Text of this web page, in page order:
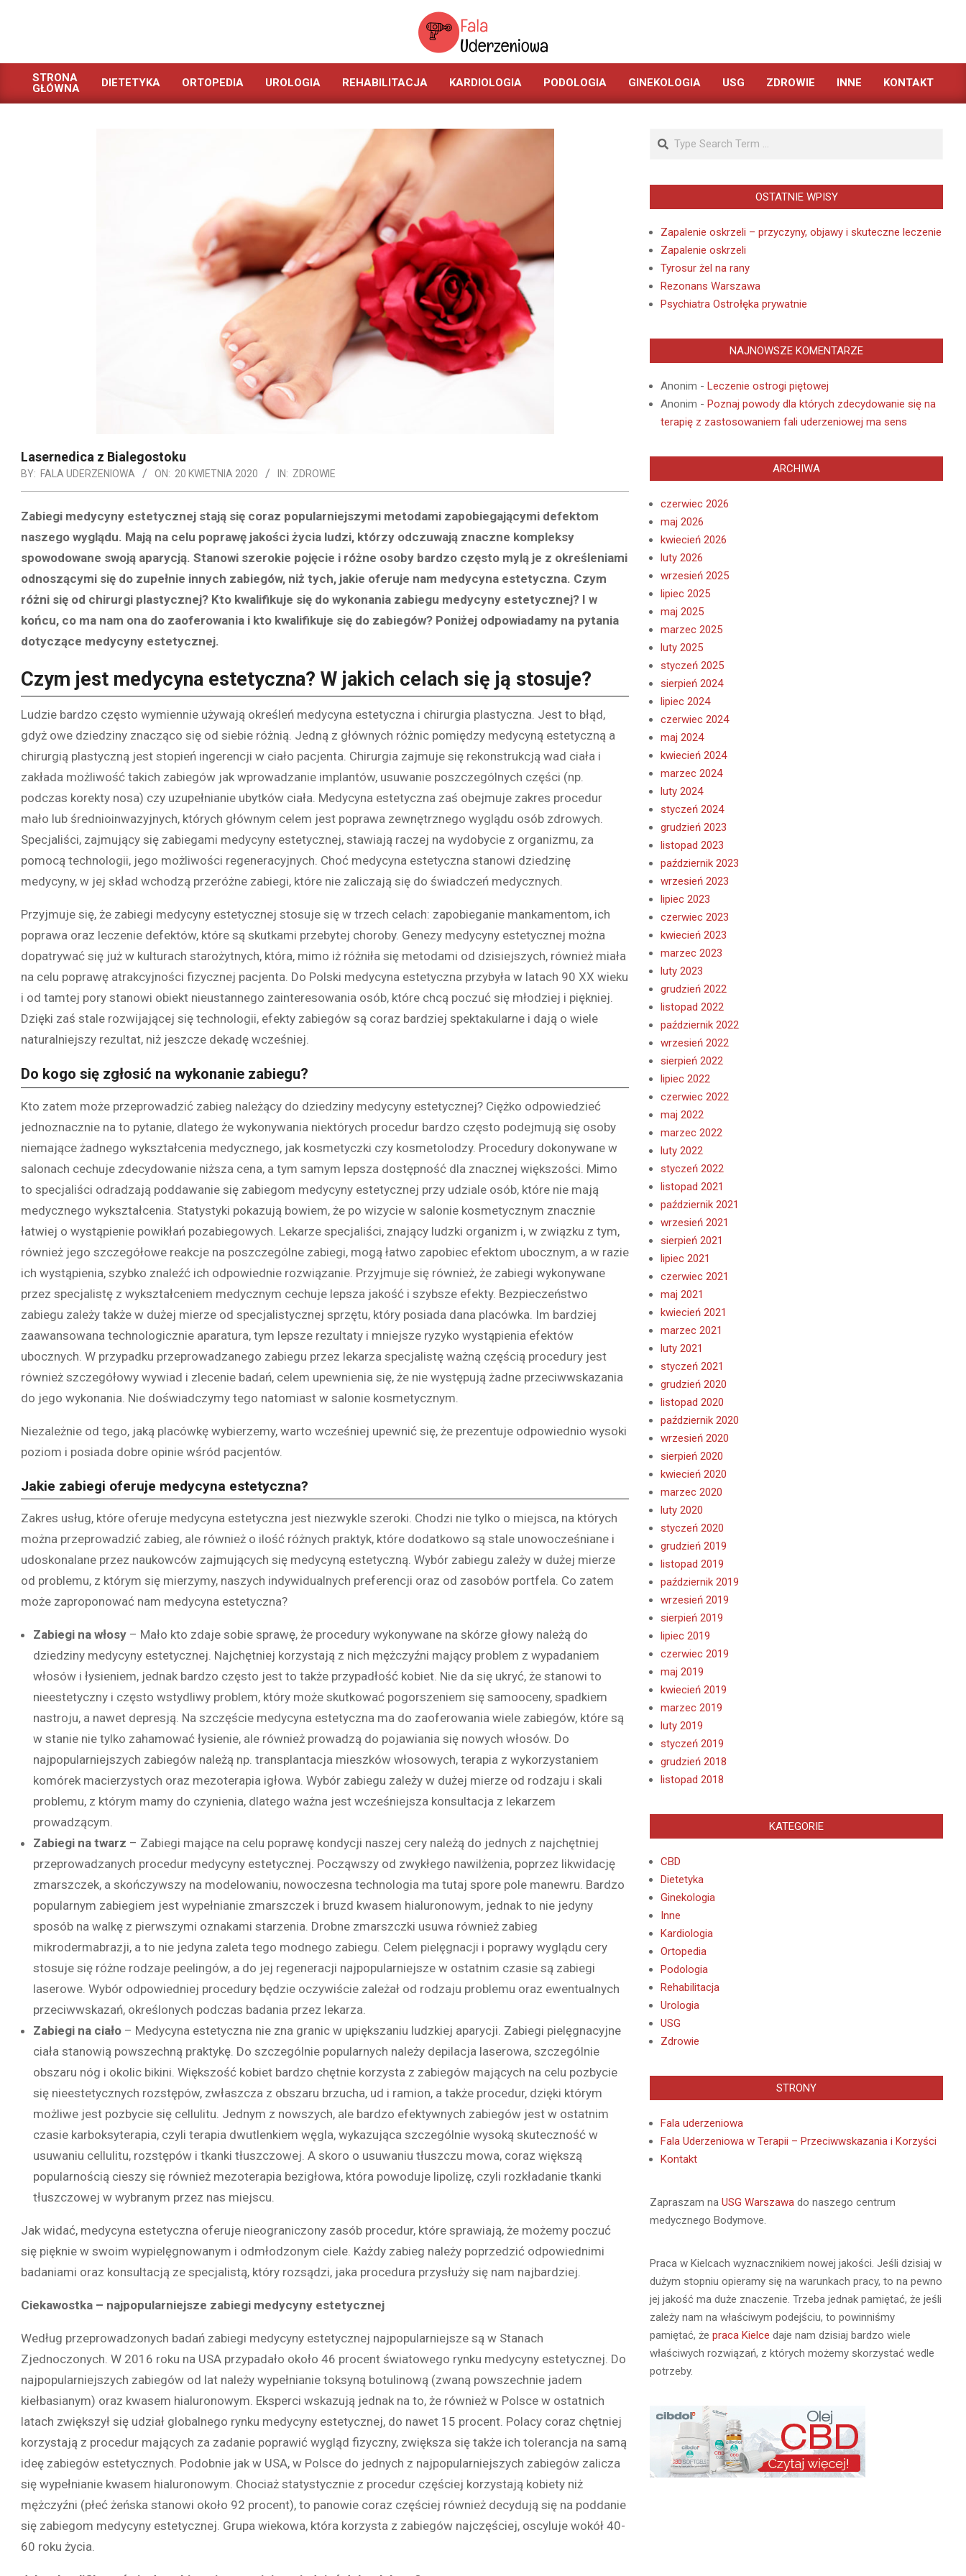
SERWIS
POŚWIĘCONY
UDERZENIOWEJ
Primary
STRONA
GŁÓWNA
DIETETYKA ORTOPEDIA UROLOGIA REHABILITACJA KARDIOLOGIA PODOLOGIA GINEKOLOGIA USG ZDROWIE INNE KONTAKT
Lasernedica z Bialegostoku
BY: FALA UDERZENIOWA ON: 20 KWIETNIA 2020 IN: ZDROWIE
Zabiegi medycyny estetycznej stają się coraz popularniejszymi metodami zapobiegającymi defektom
naszego wyglądu. Mają na celu poprawę jakości życia ludzi, którzy odczuwają znaczne kompleksy
spowodowane swoją aparycją. Stanowi szerokie pojęcie i różne osoby bardzo często mylą je z określeniami
odnoszącymi się do zupełnie innych zabiegów, niż tych, jakie oferuje nam medycyna estetyczna. Czym
różni się od chirurgi plastycznej? Kto kwalifikuje się do wykonania zabiegu medycyny estetycznej? I w
końcu, co ma nam ona do zaoferowania i kto kwalifikuje się do zabiegów? Poniżej odpowiadamy na pytania
dotyczące medycyny estetycznej.
Czym jest medycyna estetyczna? W jakich celach się ją stosuje?
Ludzie bardzo często wymiennie używają określeń medycyna estetyczna i chirurgia plastyczna. Jest to błąd,
gdyż owe dziedziny znacząco się od siebie różnią. Jedną z głównych różnic pomiędzy medycyną estetyczną a
chirurgią plastyczną jest stopień ingerencji w ciało pacjenta. Chirurgia zajmuje się rekonstrukcją wad ciała i
zakłada możliwość takich zabiegów jak wprowadzanie implantów, usuwanie poszczególnych części (np.
podczas korekty nosa) czy uzupełnianie ubytków ciała. Medycyna estetyczna zaś obejmuje zakres procedur
mało lub średnioinwazyjnych, których głównym celem jest poprawa zewnętrznego wyglądu osób zdrowych.
Specjaliści, zajmujący się zabiegami medycyny estetycznej, stawiają raczej na wydobycie z organizmu, za
pomocą technologii, jego możliwości regeneracyjnych. Choć medycyna estetyczna stanowi dziedzinę
medycyny, w jej skład wchodzą przeróżne zabiegi, które nie zaliczają się do świadczeń medycznych.
Przyjmuje się, że zabiegi medycyny estetycznej stosuje się w trzech celach: zapobieganie mankamentom, ich
poprawa oraz leczenie defektów, które są skutkami przebytej choroby. Genezy medycyny estetycznej można
dopatrywać się już w kulturach starożytnych, która, mimo iż różniła się metodami od dzisiejszych, również miała
na celu poprawę atrakcyjności fizycznej pacjenta. Do Polski medycyna estetyczna przybyła w latach 90 XX wieku
i od tamtej pory stanowi obiekt nieustannego zainteresowania osób, które chcą poczuć się młodziej i piękniej.
Dzięki zaś stale rozwijającej się technologii, efekty zabiegów są coraz bardziej spektakularne i dają o wiele
naturalniejszy rezultat, niż jeszcze dekadę wcześniej.
Do kogo się zgłosić na wykonanie zabiegu?
Kto zatem może przeprowadzić zabieg należący do dziedziny medycyny estetycznej? Ciężko odpowiedzieć
jednoznacznie na to pytanie, dlatego że wykonywania niektórych procedur bardzo często podejmują się osoby
niemające żadnego wykształcenia medycznego, jak kosmetyczki czy kosmetolodzy. Procedury dokonywane w
salonach cechuje zdecydowanie niższa cena, a tym samym lepsza dostępność dla znacznej większości. Mimo
to specjaliści odradzają poddawanie się zabiegom medycyny estetycznej przy udziale osób, które nie mają
medycznego wykształcenia. Statystyki pokazują bowiem, że po wizycie w salonie kosmetycznym znacznie
łatwiej o wystąpienie powikłań pozabiegowych. Lekarze specjaliści, znający ludzki organizm i, w związku z tym,
również jego szczegółowe reakcje na poszczególne zabiegi, mogą łatwo zapobiec efektom ubocznym, a w razie
ich wystąpienia, szybko znaleźć ich odpowiednie rozwiązanie. Przyjmuje się również, że zabiegi wykonywane
przez specjalistę z wykształceniem medycznym cechuje lepsza jakość i szybsze efekty. Bezpieczeństwo
zabiegu zależy także w dużej mierze od specjalistycznej sprzętu, który posiada dana placówka. Im bardziej
zaawansowana technologicznie aparatura, tym lepsze rezultaty i mniejsze ryzyko wystąpienia efektów
ubocznych. W przypadku przeprowadzanego zabiegu przez lekarza specjalistę ważną częścią procedury jest
również szczegółowy wywiad i zlecenie badań, celem upewnienia się, że nie występują żadne przeciwwskazania
do jego wykonania. Nie doświadczymy tego natomiast w salonie kosmetycznym.
Niezależnie od tego, jaką placówkę wybierzemy, warto wcześniej upewnić się, że prezentuje odpowiednio wysoki
poziom i posiada dobre opinie wśród pacjentów.
Jakie zabiegi oferuje medycyna estetyczna?
Zakres usług, które oferuje medycyna estetyczna jest niezwykle szeroki. Chodzi nie tylko o miejsca, na których
można przeprowadzić zabieg, ale również o ilość różnych praktyk, które dodatkowo są stale unowocześniane i
udoskonalane przez naukowców zajmujących się medycyną estetyczną. Wybór zabiegu zależy w dużej mierze
od problemu, z którym się mierzymy, naszych indywidualnych preferencji oraz od zasobów portfela. Co zatem
może zaproponować nam medycyna estetyczna?
Zabiegi na włosy – Mało kto zdaje sobie sprawę, że procedury wykonywane na skórze głowy należą do
dziedziny medycyny estetycznej. Najchętniej korzystają z nich mężczyźni mający problem z wypadaniem
włosów i łysieniem, jednak bardzo często jest to także przypadłość kobiet. Nie da się ukryć, że stanowi to
nieestetyczny i często wstydliwy problem, który może skutkować pogorszeniem się samooceny, spadkiem
nastroju, a nawet depresją. Na szczęście medycyna estetyczna ma do zaoferowania wiele zabiegów, które są
w stanie nie tylko zahamować łysienie, ale również prowadzą do pojawiania się nowych włosów. Do
najpopularniejszych zabiegów należą np. transplantacja mieszków włosowych, terapia z wykorzystaniem
komórek macierzystych oraz mezoterapia igłowa. Wybór zabiegu zależy w dużej mierze od rodzaju i skali
problemu, z którym mamy do czynienia, dlatego ważna jest wcześniejsza konsultacja z lekarzem
prowadzącym.
Zabiegi na twarz – Zabiegi mające na celu poprawę kondycji naszej cery należą do jednych z najchętniej
przeprowadzanych procedur medycyny estetycznej. Począwszy od zwykłego nawilżenia, poprzez likwidację
zmarszczek, a skończywszy na modelowaniu, nowoczesna technologia ma tutaj spore pole manewru. Bardzo
popularnym zabiegiem jest wypełnianie zmarszczek i bruzd kwasem hialuronowym, jednak to nie jedyny
sposób na walkę z pierwszymi oznakami starzenia. Drobne zmarszczki usuwa również zabieg
mikrodermabrazji, a to nie jedyna zaleta tego modnego zabiegu. Celem pielęgnacji i poprawy wyglądu cery
stosuje się różne rodzaje peelingów, a do jej regeneracji najpopularniejsze w ostatnim czasie są zabiegi
laserowe. Wybór odpowiedniej procedury będzie oczywiście zależał od rodzaju problemu oraz ewentualnych
przeciwwskazań, określonych podczas badania przez lekarza.
Zabiegi na ciało – Medycyna estetyczna nie zna granic w upiększaniu ludzkiej aparycji. Zabiegi pielęgnacyjne
ciała stanowią powszechną praktykę. Do szczególnie popularnych należy depilacja laserowa, szczególnie
obszaru nóg i okolic bikini. Większość kobiet bardzo chętnie korzysta z zabiegów mających na celu pozbycie
się nieestetycznych rozstępów, zwłaszcza z obszaru brzucha, ud i ramion, a także procedur, dzięki którym
możliwe jest pozbycie się cellulitu. Jednym z nowszych, ale bardzo efektywnych zabiegów jest w ostatnim
czasie karboksyterapia, czyli terapia dwutlenkiem węgla, wykazująca szczególnie wysoką skuteczność w
usuwaniu cellulitu, rozstępów i tkanki tłuszczowej. A skoro o usuwaniu tłuszczu mowa, coraz większą
popularnością cieszy się również mezoterapia bezigłowa, która powoduje lipolizę, czyli rozkładanie tkanki
tłuszczowej w wybranym przez nas miejscu.
Jak widać, medycyna estetyczna oferuje nieograniczony zasób procedur, które sprawiają, że możemy poczuć
się pięknie w swoim wypielęgnowanym i odmłodzonym ciele. Każdy zabieg należy poprzedzić odpowiednimi
badaniami oraz konsultacją ze specjalistą, który rozsądzi, jaka procedura przysłuży się nam najbardziej.
Ciekawostka – najpopularniejsze zabiegi medycyny estetycznej
Według przeprowadzonych badań zabiegi medycyny estetycznej najpopularniejsze są w Stanach
Zjednoczonych. W 2016 roku na USA przypadało około 46 procent światowego rynku medycyny estetycznej. Do
najpopularniejszych zabiegów od lat należy wypełnianie toksyną botulinową (zwaną powszechnie jadem
kiełbasianym) oraz kwasem hialuronowym. Eksperci wskazują jednak na to, że również w Polsce w ostatnich
latach zwiększył się udział globalnego rynku medycyny estetycznej, do nawet 15 procent. Polacy coraz chętniej
korzystają z procedur mających za zadanie poprawić wygląd fizyczny, zwiększa się także ich tolerancja na samą
ideę zabiegów estetycznych. Podobnie jak w USA, w Polsce do jednych z najpopularniejszych zabiegów zalicza
się wypełnianie kwasem hialuronowym. Chociaż statystycznie z procedur częściej korzystają kobiety niż
mężczyźni (płeć żeńska stanowi około 92 procent), to panowie coraz częściej również decydują się na poddanie
się zabiegom medycyny estetycznej. Grupa wiekowa, która korzysta z zabiegów najczęściej, oscyluje wokół 40-
60 roku życia.
Search
OSTATNIE WPISY
Zapalenie oskrzeli – przyczyny, objawy i skuteczne leczenie
Zapalenie oskrzeli
Tyrosur żel na rany
Rezonans Warszawa
Psychiatra Ostrołęka prywatnie
NAJNOWSZE KOMENTARZE
Anonim - Leczenie ostrogi piętowej
Anonim - Poznaj powody dla których zdecydowanie się na
terapię z zastosowaniem fali uderzeniowej ma sens
ARCHIWA
czerwiec 2026
maj 2026
kwiecień 2026
luty 2026
wrzesień 2025
lipiec 2025
maj 2025
marzec 2025
luty 2025
styczeń 2025
sierpień 2024
lipiec 2024
czerwiec 2024
maj 2024
kwiecień 2024
marzec 2024
luty 2024
styczeń 2024
grudzień 2023
listopad 2023
październik 2023
wrzesień 2023
lipiec 2023
czerwiec 2023
kwiecień 2023
marzec 2023
luty 2023
grudzień 2022
listopad 2022
październik 2022
wrzesień 2022
sierpień 2022
lipiec 2022
czerwiec 2022
maj 2022
marzec 2022
luty 2022
styczeń 2022
listopad 2021
październik 2021
wrzesień 2021
sierpień 2021
lipiec 2021
czerwiec 2021
maj 2021
kwiecień 2021
marzec 2021
luty 2021
styczeń 2021
grudzień 2020
listopad 2020
październik 2020
wrzesień 2020
sierpień 2020
kwiecień 2020
marzec 2020
luty 2020
styczeń 2020
grudzień 2019
listopad 2019
październik 2019
wrzesień 2019
sierpień 2019
lipiec 2019
czerwiec 2019
maj 2019
kwiecień 2019
marzec 2019
luty 2019
styczeń 2019
grudzień 2018
listopad 2018
KATEGORIE
CBD
Dietetyka
Ginekologia
Inne
Kardiologia
Ortopedia
Podologia
Rehabilitacja
Urologia
USG
Zdrowie
STRONY
Fala uderzeniowa
Fala Uderzeniowa w Terapii – Przeciwwskazania i Korzyści
Kontakt
Zapraszam na USG Warszawa do naszego centrum
medycznego Bodymove.
Praca w Kielcach wyznacznikiem nowej jakości. Jeśli dzisiaj w
dużym stopniu opieramy się na warunkach pracy, to na pewno
jej jakość ma duże znaczenie. Trzeba jednak pamiętać, że jeśli
zależy nam na właściwym podejściu, to powinniśmy
pamiętać, że praca Kielce daje nam dzisiaj bardzo wiele
właściwych rozwiązań, z których możemy skorzystać wedle
potrzeby.